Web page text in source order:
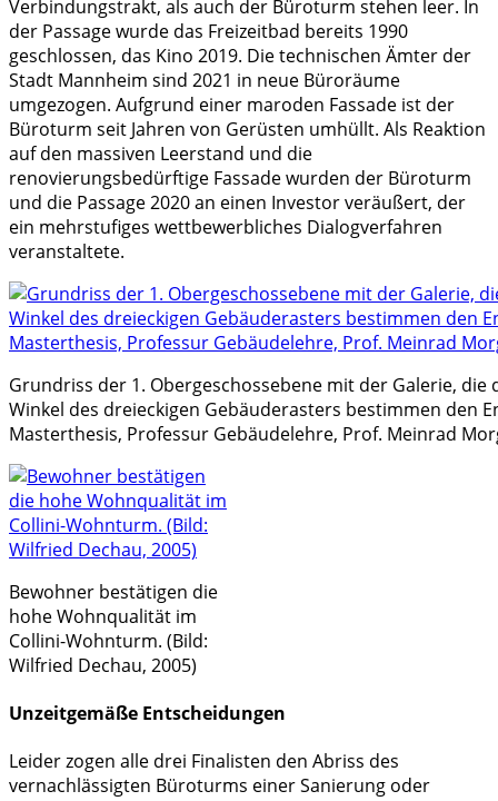
Verbindungstrakt, als auch der Büroturm stehen leer. In
der Passage wurde das Freizeitbad bereits 1990
geschlossen, das Kino 2019. Die technischen Ämter der
Stadt Mannheim sind 2021 in neue Büroräume
umgezogen. Aufgrund einer maroden Fassade ist der
Büroturm seit Jahren von Gerüsten umhüllt. Als Reaktion
auf den massiven Leerstand und die
renovierungsbedürftige Fassade wurden der Büroturm
und die Passage 2020 an einen Investor veräußert, der
ein mehrstufiges wettbewerbliches Dialogverfahren
veranstaltete.
Grundriss der 1. Obergeschossebene mit der Galerie,
Winkel des dreieckigen Gebäuderasters bestimmen den
Masterthesis, Professur Gebäudelehre, Prof. Meinrad
Bewohner bestätigen die
hohe Wohnqualität im
Collini-Wohnturm. (Bild:
Wilfried Dechau, 2005)
Unzeitgemäße Entscheidungen
Leider zogen alle drei Finalisten den Abriss des
vernachlässigten Büroturms einer Sanierung oder